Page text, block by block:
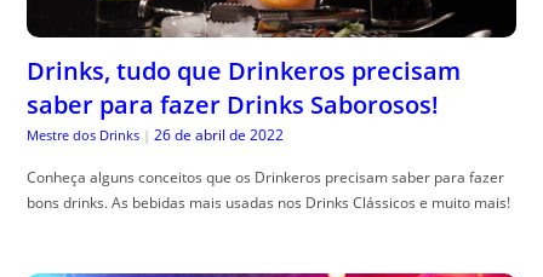
Drinks, tudo que Drinkeros precisam
saber para fazer Drinks Saborosos!
Mestre dos Drinks | 26 de abril de 2022
Conheça alguns conceitos que os Drinkeros precisam saber para fazer
bons drinks. As bebidas mais usadas nos Drinks Clássicos e muito mais!